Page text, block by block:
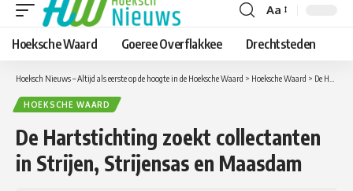
Lettergrootte
aanpassen
Aa
Hoeksche Waard Goeree Overflakkee Drechtsteden
Hoeksch Nieuws – Altijd als eerste op de hoogte in de Hoeksche Waard > Hoeksche Waard > De Hartstichting zoekt collectanten in Strijen, Strijensas en Maasdam
HOEKSCHE WAARD
De Hartstichting zoekt collectanten
in Strijen, Strijensas en Maasdam